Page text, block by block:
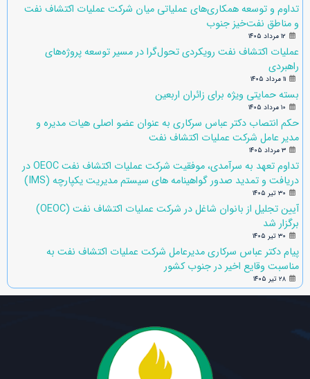
تداوم و توسعه همکاری‌های عملیاتی میان شرکت عملیات اکتشاف نفت
و مناطق نفت‌خیز جنوب
۱۲ مرداد ۱۴۰۵
عملیات اکتشاف نفت رویکردی تحول‌گرا در مسیر توسعه پروژه‌های
راهبردی
۱۱ مرداد ۱۴۰۵
بسته حمایتی ویژه برای زائران اربعین
۱۰ مرداد ۱۴۰۵
حکم انتصاب دکتر عباس سرکاری به عنوان عضو اصلی هیات مدیره و
مدیر عامل شرکت عملیات اکتشاف نفت
۳ مرداد ۱۴۰۵
تداوم تعهد به سرآمدی، موفقیت شرکت عملیات اکتشاف نفت OEOC در
دریافت و تمدید صدور گواهینامه های سیستم مدیریت یکپارچه (IMS)
۳۰ تیر ۱۴۰۵
آیین تجلیل از بانوان شاغل در شرکت عملیات اکتشاف نفت (OEOC)
برگزار شد
۳۰ تیر ۱۴۰۵
پیام دکتر عباس سرکاری مدیرعامل شرکت عملیات اکتشاف نفت به
مناسبت وقایع اخیر در جنوب کشور
۲۸ تیر ۱۴۰۵